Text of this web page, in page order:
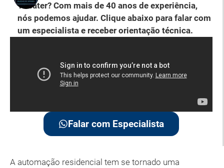
Theater? Com mais de 40 anos de experiência,
nós podemos ajudar. Clique abaixo para falar com
um especialista e receber orientação técnica.
Falar com Especialista
A automação residencial tem se tornado uma